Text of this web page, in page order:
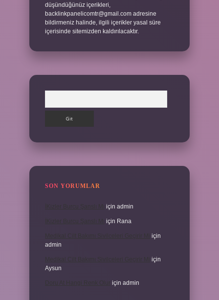
düşündüğünüz içerikleri,
backlinkpanelicomtr@gmail.com adresine
bildirmeniz halinde, ilgili içerikler yasal süre
içerisinde sitemizden kaldırılacaktır.
SON YORUMLAR
için admin
için Rana
için
admin
Medikal Cilt Bakımı Sivilceleri Geçirir Mi
için
Aysun
için admin